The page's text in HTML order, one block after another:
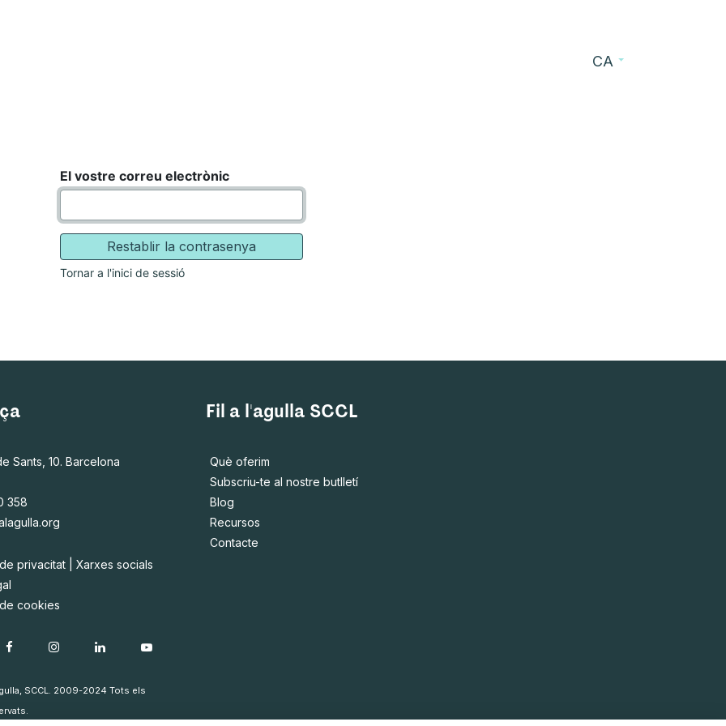
CA
El vostre correu electrònic
Restablir la contrasenya
Tornar a l'inici de sessió
Sants, 10. Barcelona
358
privacitat
Xarxes socials
cookies
SCCL. 2009-2024 Tots els
Fil a l'agulla SCCL
Què oferim
Subscriu-te al nostre butlletí
Blog
Recursos
Contacte